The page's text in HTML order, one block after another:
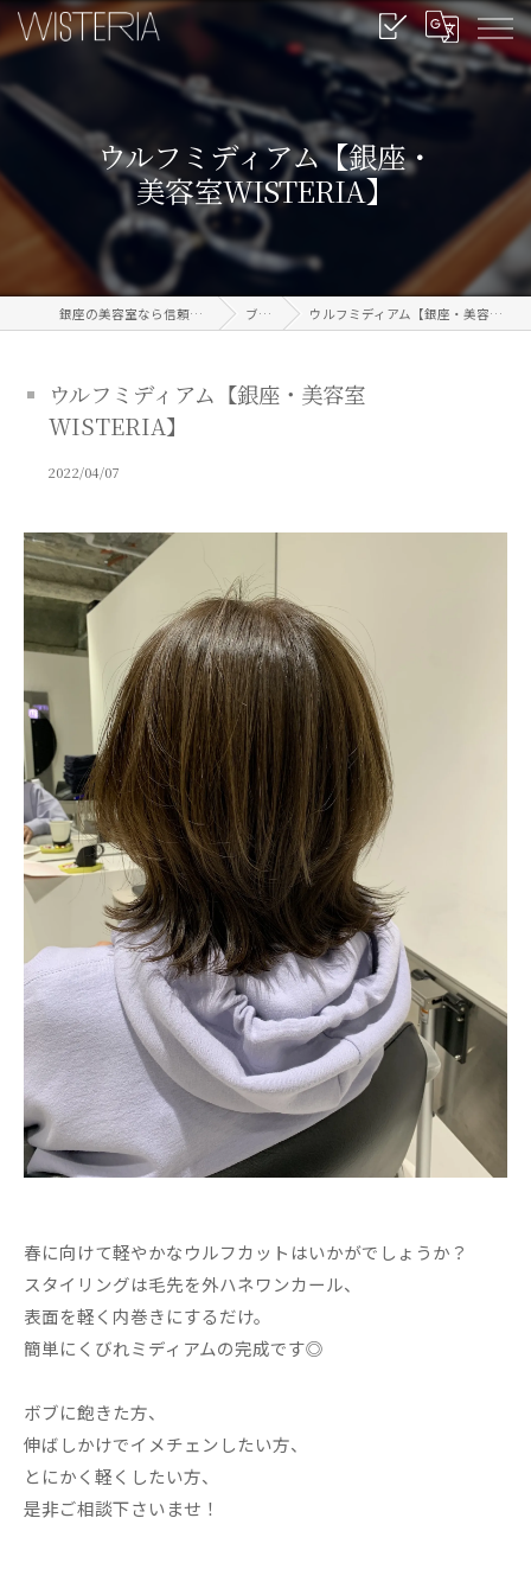
ウルフミディアム【銀座・
美容室WISTERIA】
銀座の美容室なら信頼のWISTERIA ブログ ウルフミディアム【銀座・美容室WISTERIA】
ウルフミディアム【銀座・美容室
WISTERIA】
2022/04/07
春に向けて軽やかなウルフカットはいかがでしょうか？
スタイリングは毛先を外ハネワンカール、
表面を軽く内巻きにするだけ。
簡単にくびれミディアムの完成です◎
ボブに飽きた方、
伸ばしかけでイメチェンしたい方、
とにかく軽くしたい方、
是非ご相談下さいませ！